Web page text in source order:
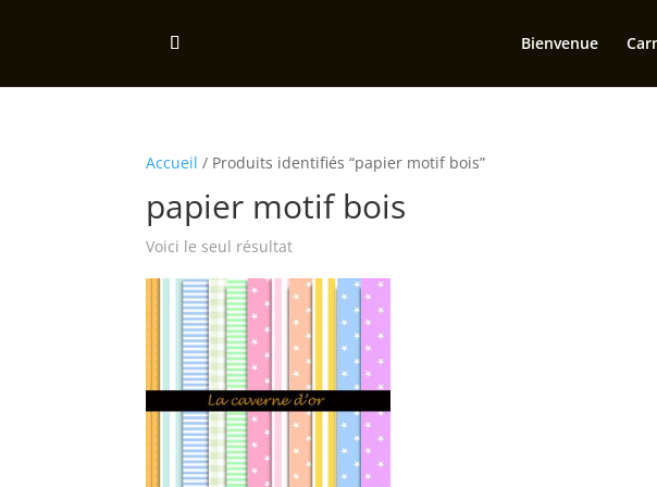
Bienvenue
Accueil / Produits identifiés “papier motif bois”
papier motif bois
Voici le seul résultat